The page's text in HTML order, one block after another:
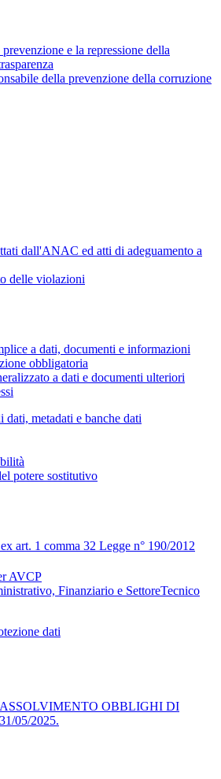
e la repressione della
della prevenzione della corruzione
dall'ANAC ed atti di adeguamento a
delle violazioni
a dati, documenti e informazioni
obbligatoria
a dati e documenti ulteriori
dati, metadati e banche dati
potere sostitutivo
art. 1 comma 32 Legge n° 190/2012
AVCP
Finanziario e SettoreTecnico
dati
OBBLIGHI DI
05/2025.